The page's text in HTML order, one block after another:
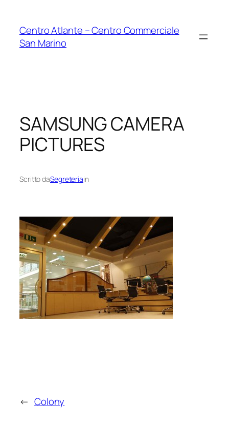
contenuto
Centro Atlante – Centro Commerciale
San Marino
SAMSUNG CAMERA
PICTURES
Scritto daSegreteriain
← Colony